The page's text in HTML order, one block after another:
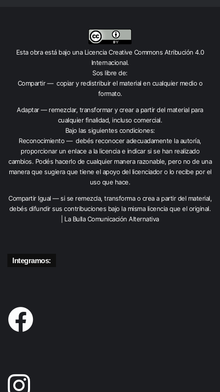
Esta obra está bajo una Licencia Creative Commons Atribución 4.0
Internacional.
Sos libre de:
Compartir — copiar y redistribuir el material en cualquier medio o
formato.
Adaptar — remezclar, transformar y crear a partir del material para
cualquier finalidad, incluso comercial.
Bajo las siguientes condiciones:
Reconocimiento — debés reconocer adecuadamente la autoría,
proporcionar un enlace a la licencia e indicar si se han realizado
cambios. Podés hacerlo de cualquier manera razonable, pero no de una
manera que sugiera que tiene el apoyo del licenciador o lo recibe por el
uso que hace.
Compartir Igual — si se remezcla, transforma o crea a partir del material,
debés difundir sus contribuciones bajo la misma licencia que el original.
| La Bulla Comunicación Alternativa
Integramos: